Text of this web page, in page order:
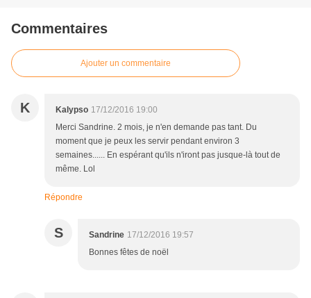
Commentaires
Ajouter un commentaire
K Kalypso 17/12/2016 19:00
Merci Sandrine. 2 mois, je n'en demande pas tant. Du
moment que je peux les servir pendant environ 3
semaines...... En espérant qu'ils n'iront pas jusque-là tout de
même. Lol
Répondre
S Sandrine 17/12/2016 19:57
Bonnes fêtes de noël